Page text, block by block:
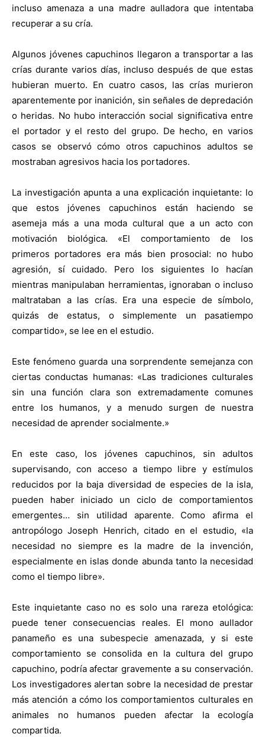
incluso amenaza a una madre aulladora que intentaba
recuperar a su cría.
Algunos jóvenes capuchinos llegaron a transportar a las
crías durante varios días, incluso después de que estas
hubieran muerto. En cuatro casos, las crías murieron
aparentemente por inanición, sin señales de depredación
o heridas. No hubo interacción social significativa entre
el portador y el resto del grupo. De hecho, en varios
casos se observó cómo otros capuchinos adultos se
mostraban agresivos hacia los portadores.
La investigación apunta a una explicación inquietante: lo
que estos jóvenes capuchinos están haciendo se
asemeja más a una moda cultural que a un acto con
motivación biológica. «El comportamiento de los
primeros portadores era más bien prosocial: no hubo
agresión, sí cuidado. Pero los siguientes lo hacían
mientras manipulaban herramientas, ignoraban o incluso
maltrataban a las crías. Era una especie de símbolo,
quizás de estatus, o simplemente un pasatiempo
compartido», se lee en el estudio.
Este fenómeno guarda una sorprendente semejanza con
ciertas conductas humanas: «Las tradiciones culturales
sin una función clara son extremadamente comunes
entre los humanos, y a menudo surgen de nuestra
necesidad de aprender socialmente.»
En este caso, los jóvenes capuchinos, sin adultos
supervisando, con acceso a tiempo libre y estímulos
reducidos por la baja diversidad de especies de la isla,
pueden haber iniciado un ciclo de comportamientos
emergentes… sin utilidad aparente. Como afirma el
antropólogo Joseph Henrich, citado en el estudio, «la
necesidad no siempre es la madre de la invención,
especialmente en islas donde abunda tanto la necesidad
como el tiempo libre».
Este inquietante caso no es solo una rareza etológica:
puede tener consecuencias reales. El mono aullador
panameño es una subespecie amenazada, y si este
comportamiento se consolida en la cultura del grupo
capuchino, podría afectar gravemente a su conservación.
Los investigadores alertan sobre la necesidad de prestar
más atención a cómo los comportamientos culturales en
animales no humanos pueden afectar la ecología
compartida.